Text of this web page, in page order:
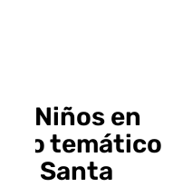
Niños en
temático
Santa